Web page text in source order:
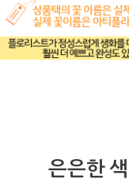
은은한